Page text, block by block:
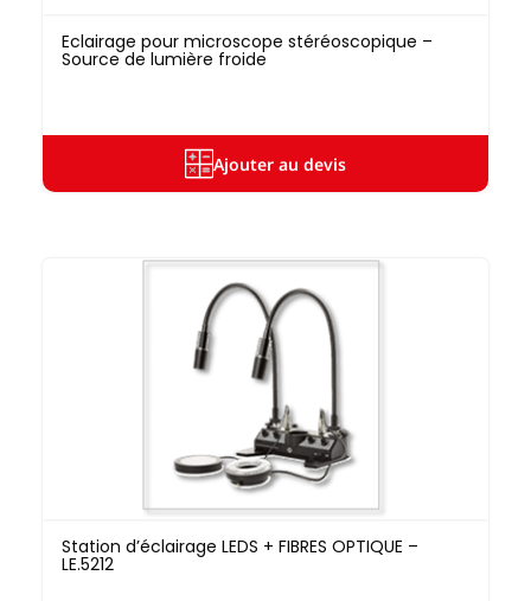
Eclairage pour microscope stéréoscopique –
Source de lumière froide
Ajouter au devis
Station d’éclairage LEDS + FIBRES OPTIQUE –
LE.5212